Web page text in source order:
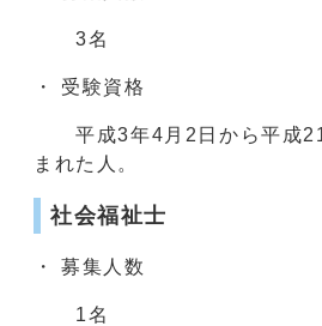
3名
・ 受験資格
平成3年4月2日から平成21
まれた人。
社会福祉士
・ 募集人数
1名